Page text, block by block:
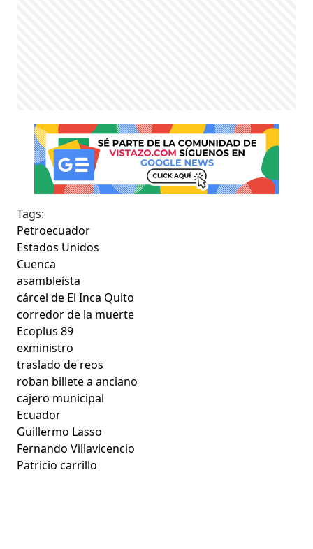
Tags:
Petroecuador
Estados Unidos
Cuenca
asambleísta
cárcel de El Inca Quito
corredor de la muerte
Ecoplus 89
exministro
traslado de reos
roban billete a anciano
cajero municipal
Ecuador
Guillermo Lasso
Fernando Villavicencio
Patricio carrillo